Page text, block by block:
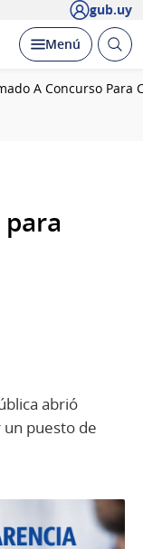
gub.uy
Desplegar
Menú Abrir
A Concurso Para
abrió
puesto de